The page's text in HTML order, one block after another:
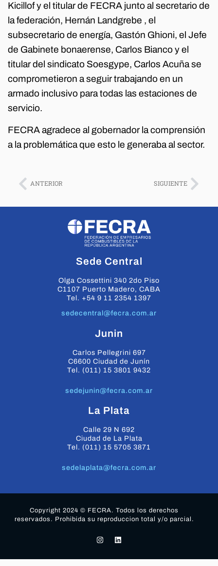
Kicillof y el titular de FECRA junto al secretario de
la federación, Hernán Landgrebe , el
subsecretario de energía, Gastón Ghioni, el Jefe
de Gabinete bonaerense, Carlos Bianco y el
titular del sindicato Soesgype, Carlos Acuña se
comprometieron a seguir trabajando en un
armado inclusivo para todas las estaciones de
servicio.
FECRA agradece al gobernador la comprensión
a la problemática que esto le generaba al sector.
ANTERIOR SIGUIENTE
Sede Central
Olga Cossettini 340 2do Piso
C1107 Puerto Madero, CABA
Tel. +54 9 11 2354 1397
sedecentral@fecra.com.ar
Junin
Carlos Pellegrini 697
C6600 Ciudad de Junín
Tel. (011) 15 3801 9432
sedejunin@fecra.com.ar
La Plata
Calle 29 N 692
Ciudad de La Plata
Tel. (011) 15 5705 3871
sedelaplata@fecra.com.ar
Copyright 2024 © FECRA. Todos los derechos
reservados. Prohibida su reproduccion total y/o parcial.